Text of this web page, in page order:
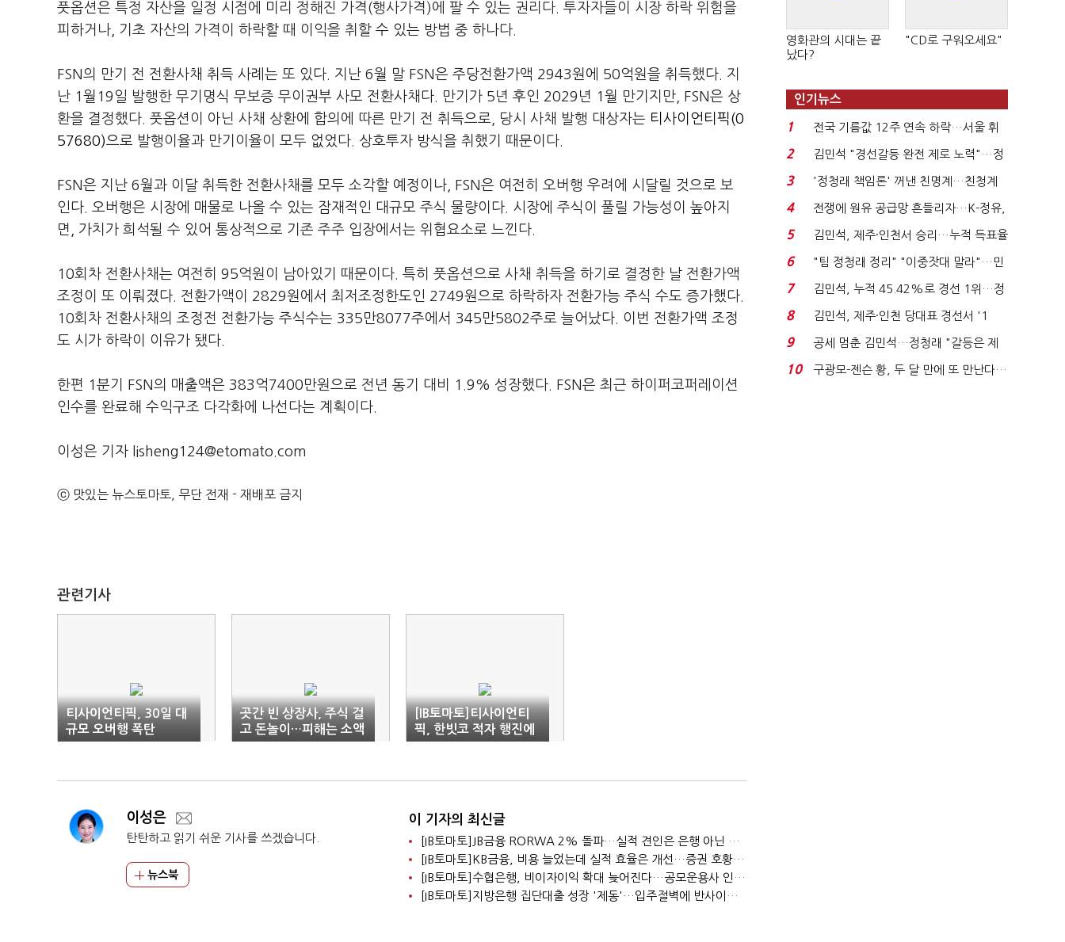
풋옵션은 특정 자산을 일정 시점에 미리 정해진 가격(행사가격)에 팔 수 있는 권리다. 투자자들이 시장 하락 위험을
피하거나, 기초 자산의 가격이 하락할 때 이익을 취할 수 있는 방법 중 하나다.
FSN의 만기 전 전환사채 취득 사례는 또 있다. 지난 6월 말 FSN은 주당전환가액 2943원에 50억원을 취득했다. 지
난 1월19일 발행한 무기명식 무보증 무이권부 사모 전환사채다. 만기가 5년 후인 2029년 1월 만기지만, FSN은 상
환을 결정했다. 풋옵션이 아닌 사채 상환에 합의에 따른 만기 전 취득으로, 당시 사채 발행 대상자는 티사이언티픽(0
57680)으로 발행이율과 만기이율이 모두 없었다. 상호투자 방식을 취했기 때문이다.
FSN은 지난 6월과 이달 취득한 전환사채를 모두 소각할 예정이나, FSN은 여전히 오버행 우려에 시달릴 것으로 보
인다. 오버행은 시장에 매물로 나올 수 있는 잠재적인 대규모 주식 물량이다. 시장에 주식이 풀릴 가능성이 높아지
면, 가치가 희석될 수 있어 통상적으로 기존 주주 입장에서는 위협요소로 느낀다.
10회차 전환사채는 여전히 95억원이 남아있기 때문이다. 특히 풋옵션으로 사채 취득을 하기로 결정한 날 전환가액
조정이 또 이뤄졌다. 전환가액이 2829원에서 최저조정한도인 2749원으로 하락하자 전환가능 주식 수도 증가했다.
10회차 전환사채의 조정전 전환가능 주식수는 335만8077주에서 345만5802주로 늘어났다. 이번 전환가액 조정
도 시가 하락이 이유가 됐다.
한편 1분기 FSN의 매출액은 383억7400만원으로 전년 동기 대비 1.9% 성장했다. FSN은 최근 하이퍼코퍼레이션
인수를 완료해 수익구조 다각화에 나선다는 계획이다.
이성은 기자 lisheng124@etomato.com
ⓒ 맛있는 뉴스토마토, 무단 전재 - 재배포 금지
관련기사
티사이언티픽, 30일 대
규모 오버행 폭탄
곳간 빈 상장사, 주식 걸
고 돈놀이…피해는 소액
주주 몫
[IB토마토]티사이언티
픽, 한빗코 적자 행진에
유동성 '악화'…유상증
이성은
탄탄하고 읽기 쉬운 기사를 쓰겠습니다.
뉴스북
이 기자의 최신글
[IB토마토]JB금융 RORWA 2% 돌파…실적 견인은 은행 아닌 캐피탈
[IB토마토]KB금융, 비용 늘었는데 실적 효율은 개선…증권 호황 효과
[IB토마토]수협은행, 비이자이익 확대 늦어진다…공모운용사 인가 연말로
[IB토마토]지방은행 집단대출 성장 '제동'…입주절벽에 반사이익도 희박
영화관의 시대는 끝
났다?
"CD로 구워오세요"
인기뉴스
1
전국 기름값 12주 연속 하락…서울 휘
발윳값 1909원...
2
김민석 "경선갈등 완전 제로 노력"…정
청래 "반명 공세 사...
3
'정청래 책임론' 꺼낸 친명계…친청계
는 추가투표 때리기...
4
전쟁에 원유 공급망 흔들리자…K-정유,
에너지안보 핵심...
5
김민석, 제주·인천서 승리…누적 득표율
'1위 탈환'(종합)...
6
"팀 정청래 정리" "이중잣대 말라"…민
주 최고위원 계파 다...
7
김민석, 누적 45.42%로 경선 1위…정
청래와 격차 0.86%p(...
8
김민석, 제주·인천 당대표 경선서 '1
위'(1보)...
9
공세 멈춘 김민석…정청래 "갈등은 제
가 수습"
10
구광모-젠슨 황, 두 달 만에 또 만난다…